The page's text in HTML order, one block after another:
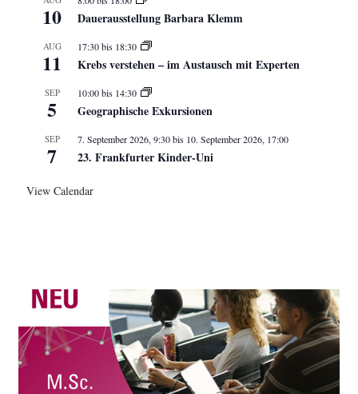
10 Dauerausstellung Barbara Klemm
AUG
11
17:30bis 18:30
Krebs verstehen – im Austausch mit Experten
SEP
5
10:00bis 14:30
Geographische Exkursionen
SEP
7
7. September 2026, 9:30bis 10. September 2026, 17:00
23. Frankfurter Kinder-Uni
View Calendar